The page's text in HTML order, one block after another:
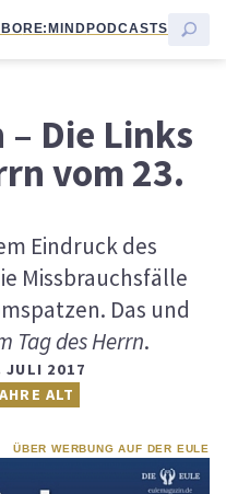
RE:MINDPODCASTS
Die Links
vom 23.
Eindruck des
Missbrauchsfälle
Das und
Tag des Herrn.
JULI 2017
ALT
ÜBER WERBUNG AUF DER EULE